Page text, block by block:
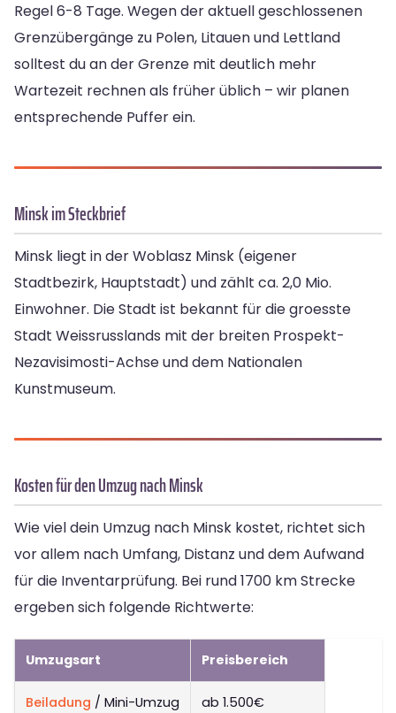
Regel 6-8 Tage. Wegen der aktuell geschlossenen
Grenzübergänge zu Polen, Litauen und Lettland
solltest du an der Grenze mit deutlich mehr
Wartezeit rechnen als früher üblich – wir planen
entsprechende Puffer ein.
Minsk im Steckbrief
Minsk liegt in der Woblasz Minsk (eigener
Stadtbezirk, Hauptstadt) und zählt ca. 2,0 Mio.
Einwohner. Die Stadt ist bekannt für die groesste
Stadt Weissrusslands mit der breiten Prospekt-
Nezavisimosti-Achse und dem Nationalen
Kunstmuseum.
Kosten für den Umzug nach Minsk
Wie viel dein Umzug nach Minsk kostet, richtet sich
vor allem nach Umfang, Distanz und dem Aufwand
für die Inventarprüfung. Bei rund 1700 km Strecke
ergeben sich folgende Richtwerte:
Umzugsart Preisbereich
Beiladung / Mini-Umzug ab 1.500€